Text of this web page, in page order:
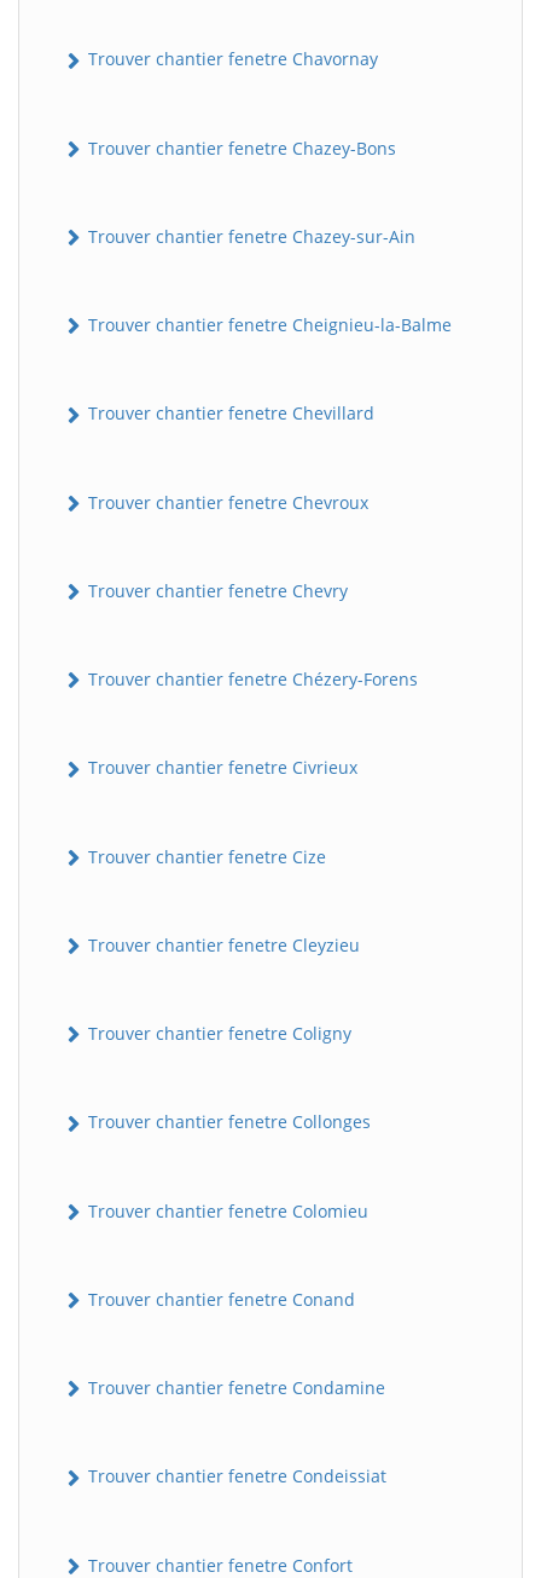
Trouver chantier fenetre Chavornay
Trouver chantier fenetre Chazey-Bons
Trouver chantier fenetre Chazey-sur-Ain
Trouver chantier fenetre Cheignieu-la-Balme
Trouver chantier fenetre Chevillard
Trouver chantier fenetre Chevroux
Trouver chantier fenetre Chevry
Trouver chantier fenetre Chézery-Forens
Trouver chantier fenetre Civrieux
Trouver chantier fenetre Cize
Trouver chantier fenetre Cleyzieu
Trouver chantier fenetre Coligny
Trouver chantier fenetre Collonges
Trouver chantier fenetre Colomieu
Trouver chantier fenetre Conand
Trouver chantier fenetre Condamine
Trouver chantier fenetre Condeissiat
Trouver chantier fenetre Confort
BatiWebPro